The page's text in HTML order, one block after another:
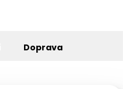
Doprava